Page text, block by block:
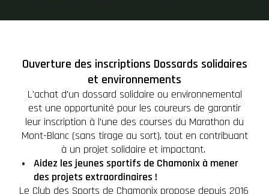
Ouverture des inscriptions Dossards solidaires
et environnements
L'achat d'un dossard solidaire ou environnemental
est une opportunité pour les coureurs de garantir
leur inscription à l’une des courses du Marathon du
Mont-Blanc (sans tirage au sort), tout en contribuant
à un projet solidaire et impactant.
Aidez les jeunes sportifs de Chamonix à mener
des projets extraordinaires !
Le Club des Sports de Chamonix propose depuis 2016